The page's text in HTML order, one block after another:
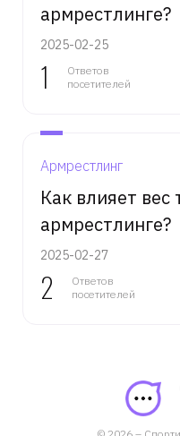
армрестлинге?
2025-02-25
1
Ответов
посетителей
Армрестлинг
Как влияет вес
армрестлинге?
2025-02-27
2
Ответов
посетителей